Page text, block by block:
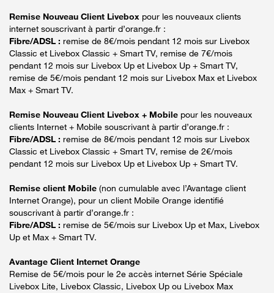
Remise Nouveau Client Livebox pour les nouveaux clients
internet souscrivant à partir d’orange.fr :
Fibre/ADSL : remise de 8€/mois pendant 12 mois sur Livebox
Classic et Livebox Classic + Smart TV, remise de 7€/mois
pendant 12 mois sur Livebox Up et Livebox Up + Smart TV,
remise de 5€/mois pendant 12 mois sur Livebox Max et Livebox
Max + Smart TV.
Remise Nouveau Client Livebox + Mobile pour les nouveaux
clients Internet + Mobile souscrivant à partir d’orange.fr :
Fibre/ADSL : remise de 8€/mois pendant 12 mois sur Livebox
Classic et Livebox Classic + Smart TV, remise de 2€/mois
pendant 12 mois sur Livebox Up et Livebox Up + Smart TV.
Remise client Mobile (non cumulable avec l’Avantage client
Internet Orange), pour un client Mobile Orange identifié
souscrivant à partir d’orange.fr :
Fibre/ADSL : remise de 5€/mois sur Livebox Up et Max, Livebox
Up et Max + Smart TV.
Avantage Client Internet Orange
Remise de 5€/mois pour le 2e accès internet Série Spéciale
Livebox Lite, Livebox Classic, Livebox Up ou Livebox Max